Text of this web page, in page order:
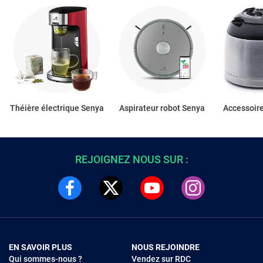
Théière électrique Senya Aspirateur robot Senya
REJOIGNEZ NOUS SUR :
EN SAVOIR PLUS
Qui sommes-nous ?
NOUS REJOINDRE
Vendez sur RDC